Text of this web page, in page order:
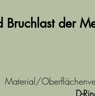
der
Material/
D-